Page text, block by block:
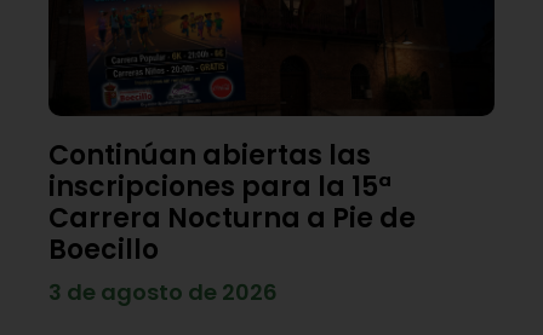
Continúan abiertas las
inscripciones para la 15ª
Carrera Nocturna a Pie de
Boecillo
3 de agosto de 2026